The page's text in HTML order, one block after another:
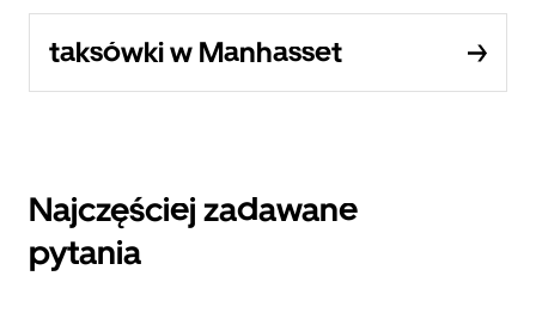
taksówki w Manhasset
Najczęściej zadawane
pytania